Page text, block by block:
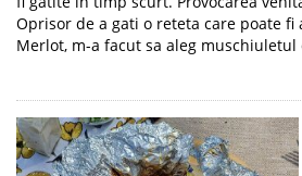
Oprisor de a gati o reteta care poate fi
Merlot, m-a facut sa aleg